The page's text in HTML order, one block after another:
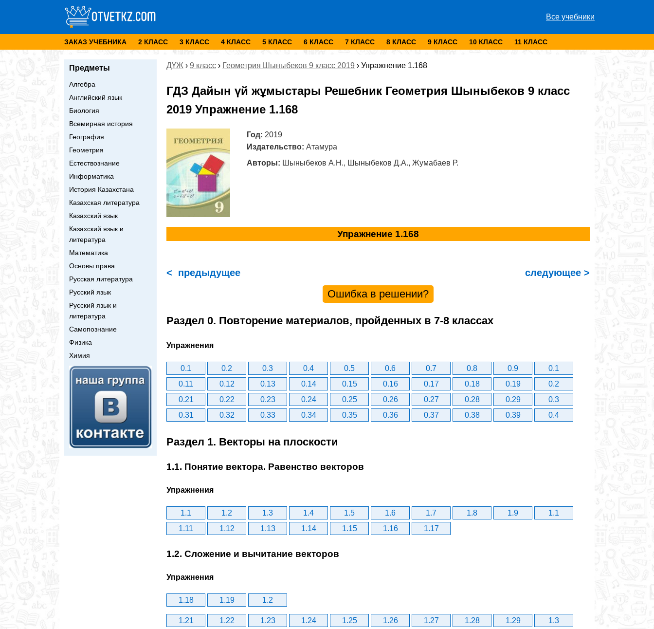
Все учебники
ЗАКАЗ УЧЕБНИКА 2 КЛАСС 3 КЛАСС 4 КЛАСС 5 КЛАСС 6 КЛАСС 7 КЛАСС 8 КЛАСС 9 КЛАСС 10 КЛАСС 11 КЛАСС
Предметы
Алгебра
Английский язык
Биология
Всемирная история
География
Геометрия
Естествознание
Информатика
История Казахстана
Казахская литература
Казахский язык
Казахский язык и
литература
Математика
Основы права
Русская литература
Русский язык
Русский язык и
литература
Самопознание
Физика
Химия
ДҮЖ › 9 класс › Геометрия Шыныбеков 9 класс 2019 › Упражнение 1.168
ГДЗ Дайын үй жұмыстары Решебник Геометрия Шыныбеков 9 класс
2019 Упражнение 1.168
Год: 2019
Издательство: Атамура
Авторы: Шыныбеков А.Н., Шыныбеков Д.А., Жумабаев Р.
Упражнение 1.168
< предыдущее следующее >
Ошибка в решении?
Раздел 0. Повторение материалов, пройденных в 7-8 классах
Упражнения
0.1 0.2 0.3 0.4 0.5 0.6 0.7 0.8 0.9
0.1
0.11
0.12 0.13 0.14 0.15 0.16 0.17 0.18 0.19
0.2
0.21
0.22 0.23 0.24 0.25 0.26 0.27 0.28 0.29
0.3
0.31
0.32 0.33 0.34 0.35 0.36 0.37 0.38 0.39 0.4
Раздел 1. Векторы на плоскости
1.1. Понятие вектора. Равенство векторов
Упражнения
1.1 1.2 1.3 1.4 1.5 1.6 1.7 1.8 1.9
1.1
1.11
1.12 1.13 1.14 1.15 1.16 1.17
1.2. Сложение и вычитание векторов
Упражнения
1.18 1.19 1.2
1.21 1.22 1.23 1.24 1.25 1.26 1.27 1.28 1.29
1.3